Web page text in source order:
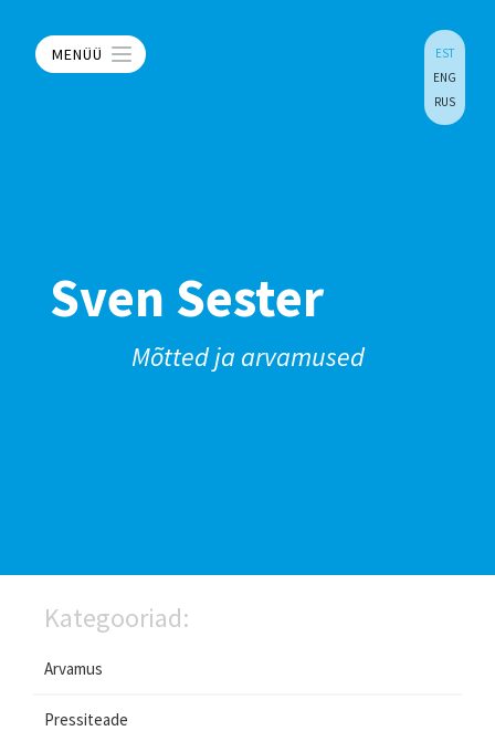
MENÜÜ
EST
ENG
RUS
Sven Sester
Mõtted ja arvamused
Kategooriad:
Arvamus
Pressiteade